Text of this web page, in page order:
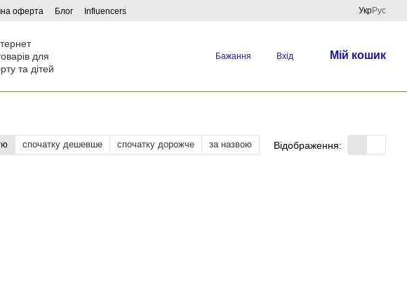
оферта Блог Influencers УкрРус
Бажання Вхід Мій кошик
спочатку дешевше спочатку дорожче за назвою Відображення: